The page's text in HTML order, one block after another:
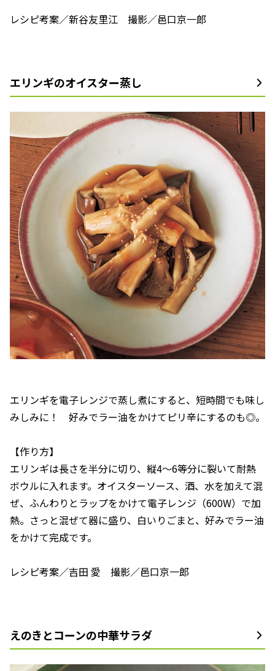
レシピ考案／新谷友里江 撮影／邑口京一郎
エリンギのオイスター蒸し
エリンギを電子レンジで蒸し煮にすると、短時間でも味し
みしみに！ 好みでラー油をかけてピリ辛にするのも◎。
【作り方】
エリンギは長さを半分に切り、縦4～6等分に裂いて耐熱
ボウルに入れます。オイスターソース、酒、水を加えて混
ぜ、ふんわりとラップをかけて電子レンジ（600W）で加
熱。さっと混ぜて器に盛り、白いりごまと、好みでラー油
をかけて完成です。
レシピ考案／吉田 愛 撮影／邑口京一郎
えのきとコーンの中華サラダ